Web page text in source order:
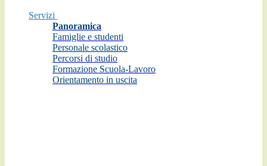
Servizi
Panoramica
Famiglie e studenti
Personale scolastico
Percorsi di studio
Formazione Scuola-Lavoro
Orientamento in uscita